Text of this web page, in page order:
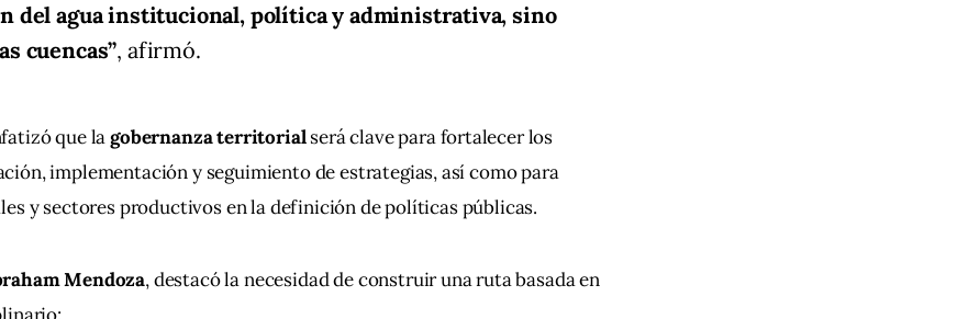
del agua institucional, política y administrativa, sino
cuencas”, afirmó.
que la gobernanza territorial será clave para fortalecer los
implementación y seguimiento de estrategias, así como para
y sectores productivos en la definición de políticas públicas.
Mendoza, destacó la necesidad de construir una ruta basada en